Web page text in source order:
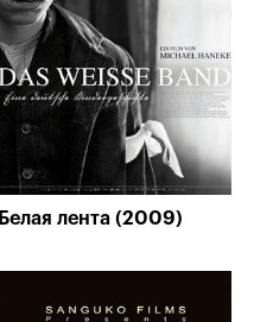
Белая лента (2009)